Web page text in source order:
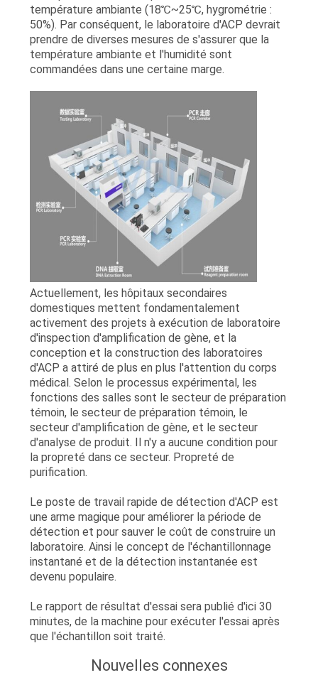
température ambiante (18℃~25℃, hygrométrie :
50%). Par conséquent, le laboratoire d'ACP devrait
prendre de diverses mesures de s'assurer que la
température ambiante et l'humidité sont
commandées dans une certaine marge.
Actuellement, les hôpitaux secondaires
domestiques mettent fondamentalement
activement des projets à exécution de laboratoire
d'inspection d'amplification de gène, et la
conception et la construction des laboratoires
d'ACP a attiré de plus en plus l'attention du corps
médical. Selon le processus expérimental, les
fonctions des salles sont le secteur de préparation
témoin, le secteur de préparation témoin, le
secteur d'amplification de gène, et le secteur
d'analyse de produit. Il n'y a aucune condition pour
la propreté dans ce secteur. Propreté de
purification.
Le poste de travail rapide de détection d'ACP est
une arme magique pour améliorer la période de
détection et pour sauver le coût de construire un
laboratoire. Ainsi le concept de l'échantillonnage
instantané et de la détection instantanée est
devenu populaire.
Le rapport de résultat d'essai sera publié d'ici 30
minutes, de la machine pour exécuter l'essai après
que l'échantillon soit traité.
Nouvelles connexes